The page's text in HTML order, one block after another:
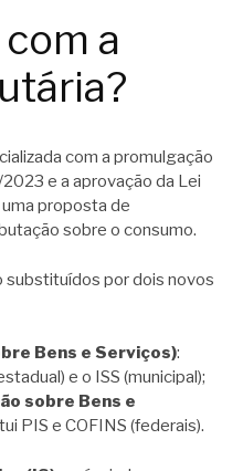
a
com a promulgação
e a aprovação da Lei
proposta de
sobre o consumo.
substituídos por dois novos
Bens e Serviços):
e o ISS (municipal);
sobre Bens e
PIS e COFINS (federais).